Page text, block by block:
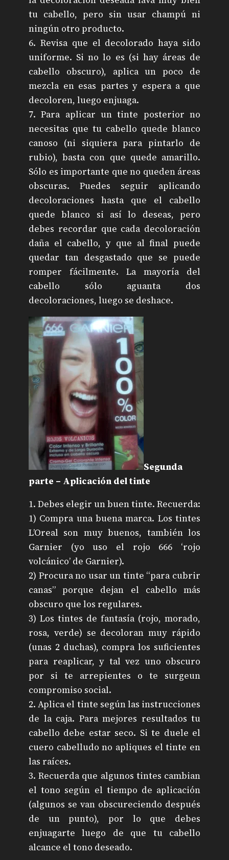
tu cabello, pero sin usar champú ni
ningún otro producto.
6. Revisa que el decolorado haya sido
uniforme. Si no lo es (si hay áreas de
cabello obscuro), aplica un poco de
mezcla en esas partes y espera a que
decoloren, luego enjuaga.
7. Para aplicar un tinte posterior no
necesitas que tu cabello quede blanco
canoso (ni siquiera para pintarlo de
rubio), basta con que quede amarillo.
Sólo es importante que no queden áreas
obscuras. Puedes seguir aplicando
decoloraciones hasta que el cabello
quede blanco si así lo deseas, pero
debes recordar que cada decoloración
daña el cabello, y que al final puede
quedar tan desgastado que se puede
romper fácilmente. La mayoría del
cabello sólo aguanta dos
decoloraciones, luego se deshace.
Segunda
parte – Aplicación del tinte
1. Debes elegir un buen tinte. Recuerda:
1) Compra una buena marca. Los tintes
L’Oreal son muy buenos, también los
Garnier (yo uso el rojo 666 ‘rojo
volcánico’ de Garnier).
2) Procura no usar un tinte “para cubrir
canas” porque dejan el cabello más
obscuro que los regulares.
3) Los tintes de fantasía (rojo, morado,
rosa, verde) se decoloran muy rápido
(unas 2 duchas), compra los suficientes
para reaplicar, y tal vez uno obscuro
por si te arrepientes o te surgeun
compromiso social.
2. Aplica el tinte según las instrucciones
de la caja. Para mejores resultados tu
cabello debe estar seco. Si te duele el
cuero cabelludo no apliques el tinte en
las raíces.
3. Recuerda que algunos tintes cambian
el tono según el tiempo de aplicación
(algunos se van obscureciendo después
de un punto), por lo que debes
enjuagarte luego de que tu cabello
alcance el tono deseado.